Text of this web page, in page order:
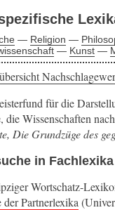
— Religion —
— Kunst —
für die
die Wissenschaften
Die Grundzüge des
in Fachlexika
Wortschatz-
der Partnerlexika